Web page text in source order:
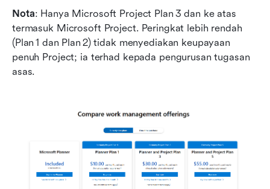
Nota: Hanya Microsoft Project Plan 3 dan ke atas
termasuk Microsoft Project. Peringkat lebih rendah
(Plan 1 dan Plan 2) tidak menyediakan keupayaan
penuh Project; ia terhad kepada pengurusan tugasan
asas.